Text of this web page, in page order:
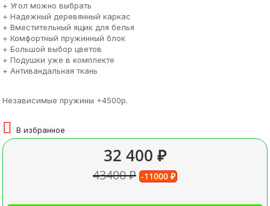
+ Угол можно выбрать
+ Надежный деревянный каркас
+ Вместительный ящик для белья
+ Комфортный пружинный блок
+ Большой выбор цветов
+ Подушки уже в комплекте
+ Антивандальная ткань
Независимые пружины +4500р.
В избранное
32 400 ₽
43400 ₽ -11000 ₽